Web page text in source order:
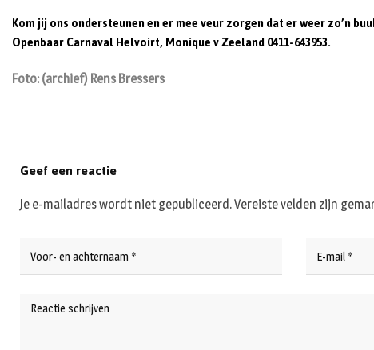
Kom jij ons ondersteunen en er mee veur zorgen dat er weer zo’n
Openbaar Carnaval Helvoirt, Monique v Zeeland0411-643953.
Foto: (archief) Rens Bressers
Geef een reactie
Je e-mailadres wordt niet gepubliceerd.Vereiste velden zijn